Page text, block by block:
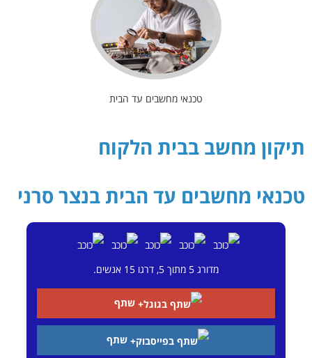
טכנאי מחשבים עד הבית
תיקון מחשב בבית הלקוח
טכנאי מחשבים עד הבית בנצר סרני
מדורג 5 מתוך 5, דרגו 15 אנשים.
שתף
שתף